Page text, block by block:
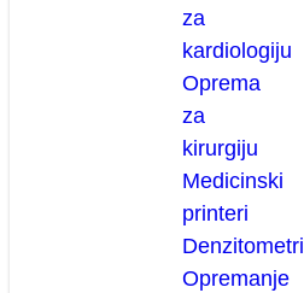
za
kardiologiju
Oprema
za
kirurgiju
Medicinski
printeri
Denzitometri
Opremanje